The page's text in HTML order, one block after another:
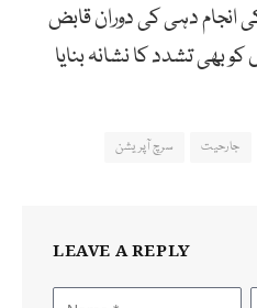
دہی کی دوران قابض
3 صحافیوں کو بھی تشدد کا نشانہ بنایا
جارحیت
سرچ آپریشن
LEAVE A REPLY